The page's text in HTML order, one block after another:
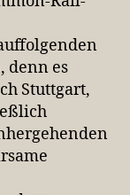
denn es
Stuttgart,